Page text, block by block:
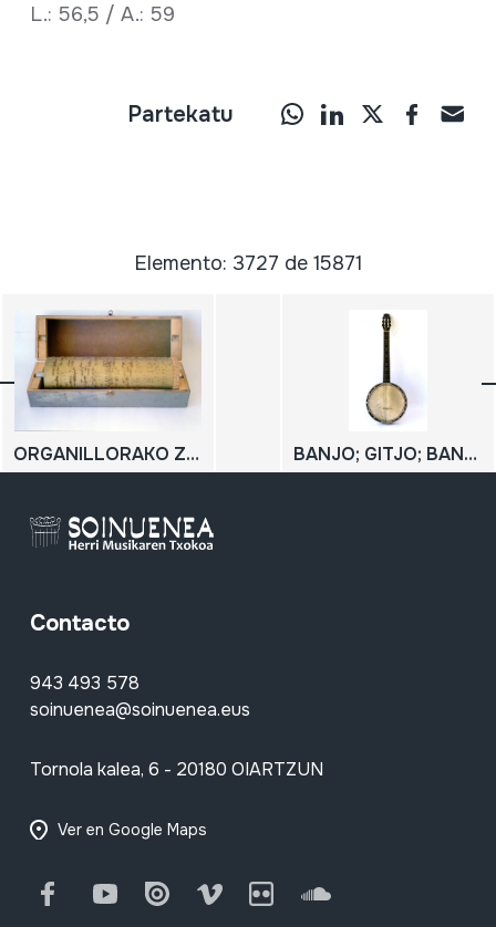
L.: 56,5 / A.: 59
Partekatu
Elemento: 3727 de 15871
ORGANILLORAKO ZILINDROA; CILINDRO PARA ORGANILLO BANJO; GITJO; BANGITAR; BANJO GITARRA
Contacto
943 493 578
soinuenea@soinuenea.eus
Tornola kalea, 6 - 20180 OIARTZUN
Ver en Google Maps
FacebookYoutube Issuu Vimeo Flickr SoundCloud